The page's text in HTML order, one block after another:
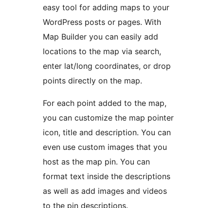
easy tool for adding maps to your
WordPress posts or pages. With
Map Builder you can easily add
locations to the map via search,
enter lat/long coordinates, or drop
points directly on the map.
For each point added to the map,
you can customize the map pointer
icon, title and description. You can
even use custom images that you
host as the map pin. You can
format text inside the descriptions
as well as add images and videos
to the pin descriptions.